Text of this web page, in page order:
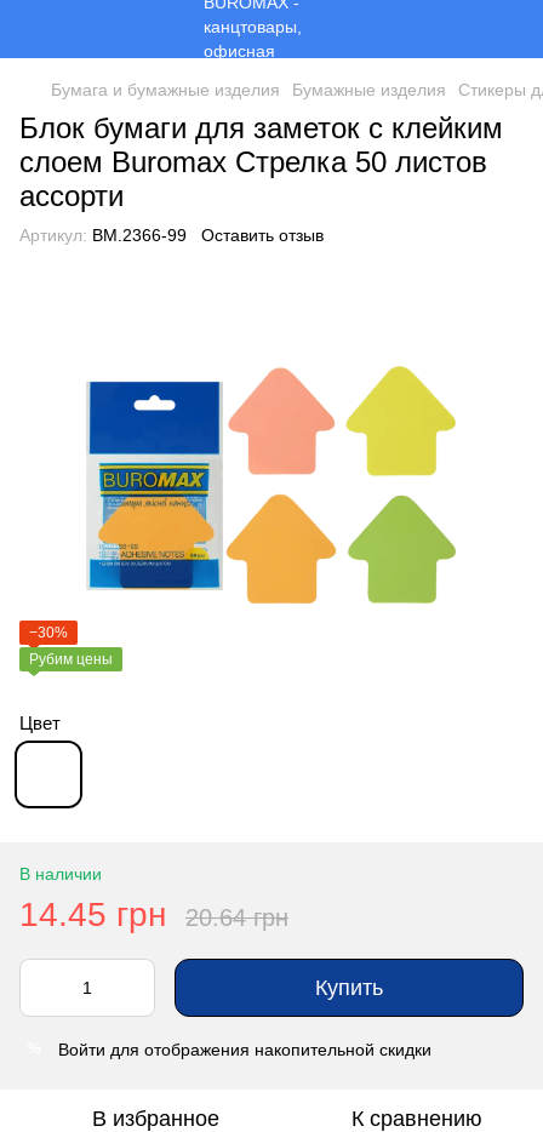
Бумага и бумажные изделия Бумажные изделия Стикеры
Блок бумаги для заметок с клейким
слоем Buromax Стрелка 50 листов
ассорти
Артикул: BM.2366-99 Оставить отзыв
−30%
Рубим цены
Цвет
В наличии
14.45 грн 20.64 грн
Купить
Войти для отображения накопительной скидки
В избранное К сравнению